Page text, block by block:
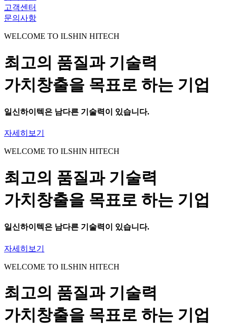
고객센터
문의사항
WELCOME TO ILSHIN HITECH
최고의 품질과 기술력
가치창출을 목표로 하는 기업
일신하이텍 은 남다른 기술력이 있습니다.
자세히보기
WELCOME TO ILSHIN HITECH
최고의 품질과 기술력
가치창출을 목표로 하는 기업
일신하이텍 은 남다른 기술력이 있습니다.
자세히보기
WELCOME TO ILSHIN HITECH
최고의 품질과 기술력
가치창출을 목표로 하는 기업